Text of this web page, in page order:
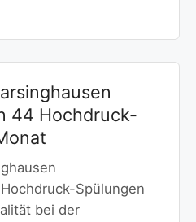
44 Hochdruck-
Spülungen
bei der